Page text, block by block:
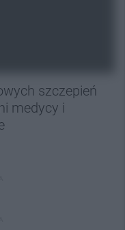
szczepień
medycy i